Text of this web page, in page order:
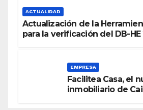
ACTUALIDAD
Actualización de la
para la verificación del DB-HE
EMPRESA
Facilitea Casa, el
inmobiliario de